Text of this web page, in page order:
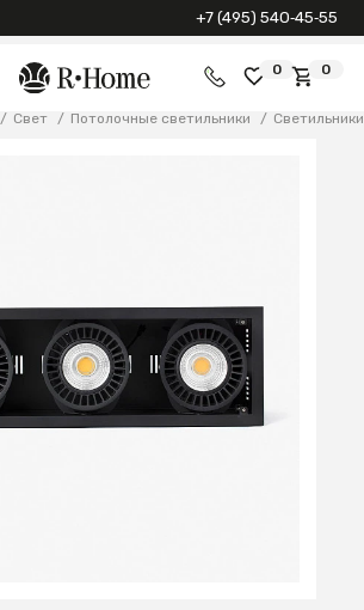
+7 (495) 540‑45‑55
0 0
/ Свет / Потолочные светильники / Светильники